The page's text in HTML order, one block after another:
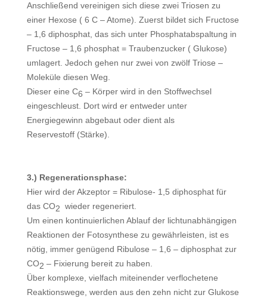
Anschließend vereinigen sich diese zwei Triosen zu
einer Hexose ( 6 C – Atome). Zuerst bildet sich Fructose
– 1,6 diphosphat, das sich unter Phosphatabspaltung in
Fructose – 1,6 phosphat = Traubenzucker ( Glukose)
umlagert. Jedoch gehen nur zwei von zwölf Triose –
Moleküle diesen Weg.
Dieser eine C6 – Körper wird in den Stoffwechsel
eingeschleust. Dort wird er entweder unter
Energiegewinn abgebaut oder dient als
Reservestoff (Stärke).
3.) Regenerationsphase:
Hier wird der Akzeptor = Ribulose- 1,5 diphosphat für
das CO2 wieder regeneriert.
Um einen kontinuierlichen Ablauf der lichtunabhängigen
Reaktionen der Fotosynthese zu gewährleisten, ist es
nötig, immer genügend Ribulose – 1,6 – diphosphat zur
CO2 – Fixierung bereit zu haben.
Über komplexe, vielfach miteinender verflochetene
Reaktionswege, werden aus den zehn nicht zur Glukose